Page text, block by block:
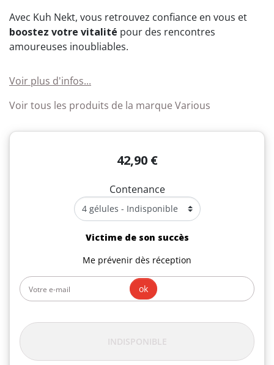
Avec Kuh Nekt, vous retrouvez confiance en vous et
boostez votre vitalité pour des rencontres
amoureuses inoubliables.
Voir plus d'infos...
Voir tous les produits de la marque Various
42,90 €
Contenance
Victime de son succès
Me prévenir dès réception
ok
INDISPONIBLE